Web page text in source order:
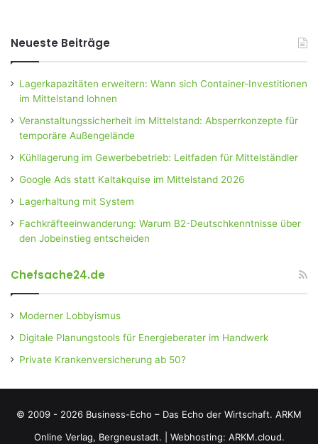
Neueste Beiträge
Lagerkapazitäten erweitern: Wann sich Container-Investitionen
im Mittelstand lohnen
Veranstaltungssicherheit im Mittelstand: Absperrkonzepte für
temporäre Außengelände
Kühllagerung im Gewerbebetrieb: Leitfaden für Mittelständler
Google Ads statt Kaltakquise im Mittelstand 2026
Lagerhaltung mit System
Fachkräfteeinwanderung: Warum B2-Deutschkenntnisse über
den Jobeinstieg entscheiden
Chefsache24.de
Moderner Lobbyismus
Digitale Planungstools für Energieberater im Handwerk
Private Krankenversicherung ab 50?
© 2009 - 2026 Business-Echo – Das Echo der Wirtschaft. ARKM
Online Verlag, Bergneustadt.
Webhosting: ARKM.cloud.